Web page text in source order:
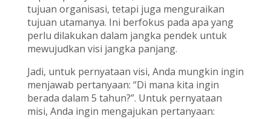
tujuan organisasi, tetapi juga menguraikan
tujuan utamanya. Ini berfokus pada apa yang
perlu dilakukan dalam jangka pendek untuk
mewujudkan visi jangka panjang.
Jadi, untuk pernyataan visi, Anda mungkin ingin
menjawab pertanyaan: “Di mana kita ingin
berada dalam 5 tahun?”. Untuk pernyataan
misi, Anda ingin mengajukan pertanyaan: